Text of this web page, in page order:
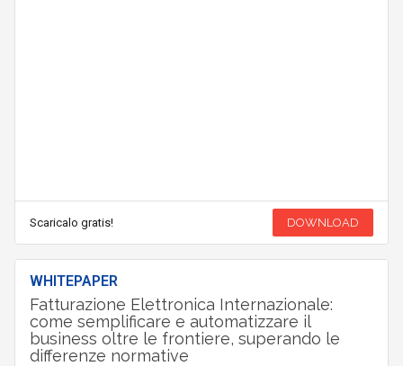
Scaricalo gratis! DOWNLOAD
WHITEPAPER
Fatturazione Elettronica Internazionale:
come semplificare e automatizzare il
business oltre le frontiere, superando le
differenze normative